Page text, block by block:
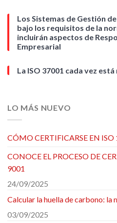
Los Sistemas de Gestión
bajo los requisitos de la
incluirán aspectos de
Empresarial
La ISO 37001 cada vez está
LO MÁS NUEVO
CÓMO CERTIFICARSE EN ISO
CONOCE EL PROCESO DE
9001
24/09/2025
Calcular la huella de carbono: la
03/09/2025